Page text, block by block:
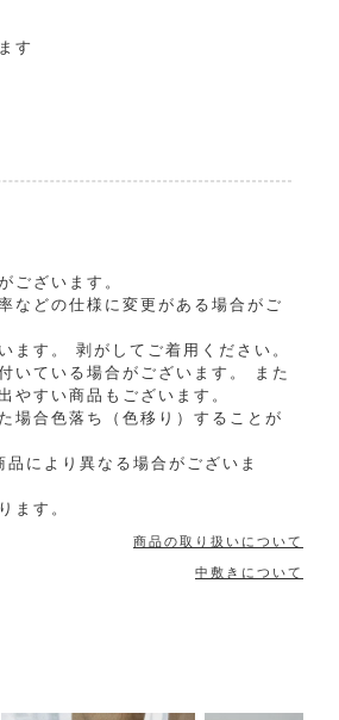
す
ございます。
などの仕様に変更がある場合がご
す。 剥がしてご着用ください。
いている場合がございます。 また
やすい商品もございます。
場合色落ち（色移り）することが
により異なる場合がございま
ます。
商品の取り扱いについて
中敷きについて